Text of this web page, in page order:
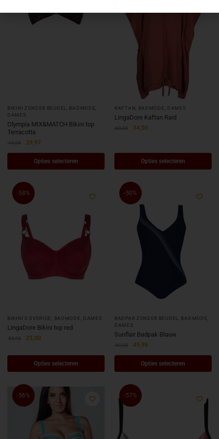
BIKINI ZONDER BEUGEL BADMODE
DAMES
Olympia MIX&MATCH Bikini top
Terracotta
49,95 29,97
Opties selecteren
KAFTAN BADMODE DAMES
LingaDore Kaftan Raid
69,95 34,00
Opties selecteren
-58%
BIKINI'S OVERIGE BADMODE DAMES
LingaDore Bikini top red
59,95 25,00
Opties selecteren
-50%
BADPAK ZONDER BEUGEL BADMODE
DAMES
Sunflair Badpak Blauw
99,95 49,98
Opties selecteren
-56% -57%